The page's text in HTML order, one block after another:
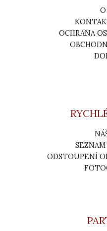
OCHRANA
ODSTOUPENÍ